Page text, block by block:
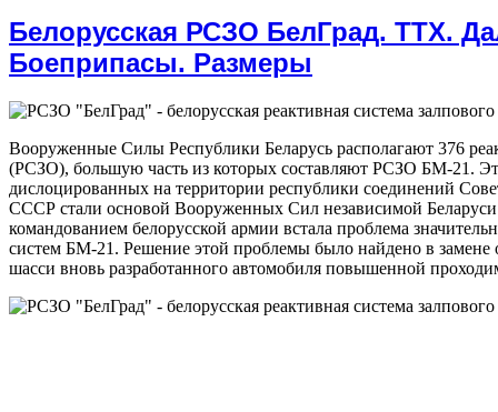
Белорусская РСЗО БелГрад. ТТХ.
Боеприпасы. Размеры
Вооруженные Силы Республики Беларусь располагают 376
(РСЗО), большую часть из которых составляют PCЗО БМ-21.
дислоцированных на территории республики соединений
СССР стали основой Вооруженных Сил независимой
командованием белорусской армии встала проблема
систем БМ-21. Решение этой проблемы было найдено в замене
шасси вновь разработанного автомобиля повышенной